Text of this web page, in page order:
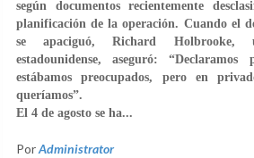
según documentos recientemente
planificación de la operación. Cuando el
se apaciguó, Richard Holbrooke,
estadounidense, aseguró:
estábamos preocupados, pero en
queríamos”.
El 4 de agosto se ha...
PorAdministrator